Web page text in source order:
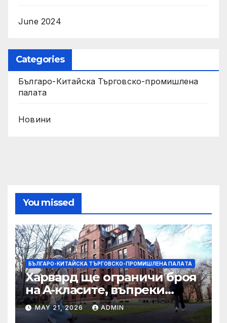
June 2024
Categories
Българо-Китайска Търговско-промишлена
палaта
Новини
You missed
БЪЛГАРО-КИТАЙСКА ТЪРГОВСКО-ПРОМИШЛЕНА ПАЛAТА
Харвард ще ограничи броя
на A-класите, въпреки
силната съпротива на
студентите
MAY 21, 2026 ADMIN